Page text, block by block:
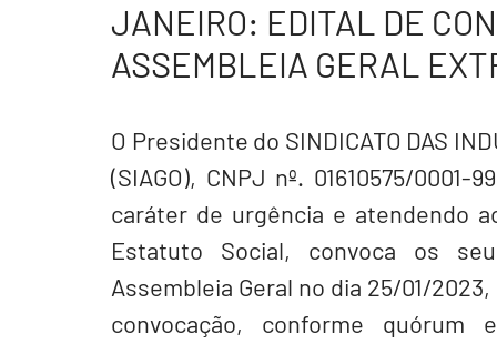
JANEIRO: EDITAL DE
ASSEMBLEIA GERAL
O Presidente do SINDICATO DAS
(SIAGO), CNPJ nº. 01610575/
caráter de urgência e atendendo
Estatuto Social, convoca os
Assembleia Geral no dia 25/01/
convocação, conforme